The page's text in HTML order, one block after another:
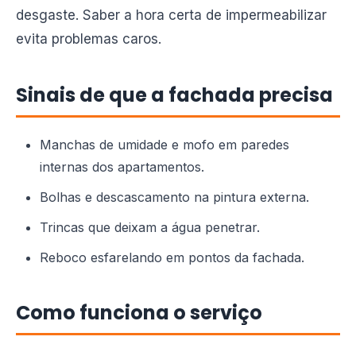
desgaste. Saber a hora certa de impermeabilizar
evita problemas caros.
Sinais de que a fachada precisa
Manchas de umidade e mofo em paredes
internas dos apartamentos.
Bolhas e descascamento na pintura externa.
Trincas que deixam a água penetrar.
Reboco esfarelando em pontos da fachada.
Como funciona o serviço